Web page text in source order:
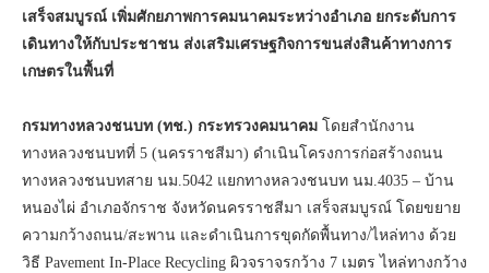
เสร็จสมบูรณ์ เพิ่มศักยภาพการคมนาคมระหว่างอำเภอ ยกระดับการ
เดินทางให้กับประชาชน ส่งเสริมเศรษฐกิจการขนส่งสินค้าทางการ
เกษตรในพื้นที่
กรมทางหลวงชนบท (ทช.) กระทรวงคมนาคม โดยสำนักงาน
ทางหลวงชนบทที่ 5 (นครราชสีมา) ดำเนินโครงการก่อสร้างถนน
ทางหลวงชนบทสาย นม.5042 แยกทางหลวงชนบท นม.4035 – บ้าน
หนองไผ่ อำเภอจักราช จังหวัดนครราชสีมา เสร็จสมบูรณ์ โดยขยาย
ความกว้างถนน/สะพาน และดำเนินการขุดกัดพื้นทาง/ไหล่ทาง ด้วย
วิธี Pavement In-Place Recycling ผิวจราจรกว้าง 7 เมตร ไหล่ทางกว้าง